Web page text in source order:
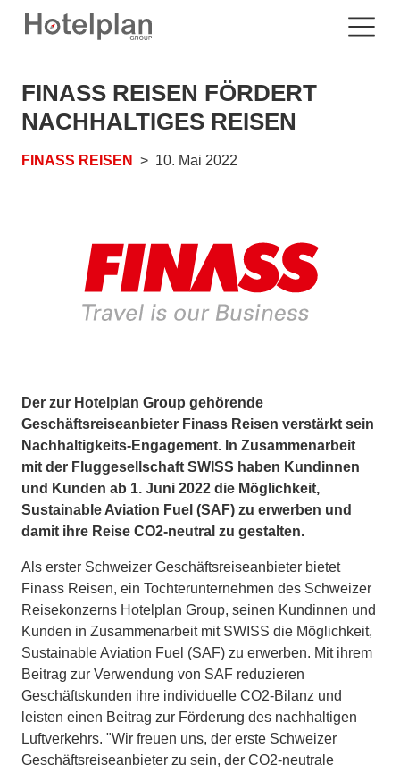
FINASS REISEN FÖRDERT
NACHHALTIGES REISEN
FINASS REISEN 10. Mai 2022
Der zur Hotelplan Group gehörende
Geschäftsreiseanbieter Finass Reisen verstärkt sein
Nachhaltigkeits-Engagement. In Zusammenarbeit
mit der Fluggesellschaft SWISS haben Kundinnen
und Kunden ab 1. Juni 2022 die Möglichkeit,
Sustainable Aviation Fuel (SAF) zu erwerben und
damit ihre Reise CO2-neutral zu gestalten.
Als erster Schweizer Geschäftsreiseanbieter bietet
Finass Reisen, ein Tochterunternehmen des Schweizer
Reisekonzerns Hotelplan Group, seinen Kundinnen und
Kunden in Zusammenarbeit mit SWISS die Möglichkeit,
Sustainable Aviation Fuel (SAF) zu erwerben. Mit ihrem
Beitrag zur Verwendung von SAF reduzieren
Geschäftskunden ihre individuelle CO2-Bilanz und
leisten einen Beitrag zur Förderung des nachhaltigen
Luftverkehrs. "Wir freuen uns, der erste Schweizer
Geschäftsreiseanbieter zu sein, der CO2-neutrale